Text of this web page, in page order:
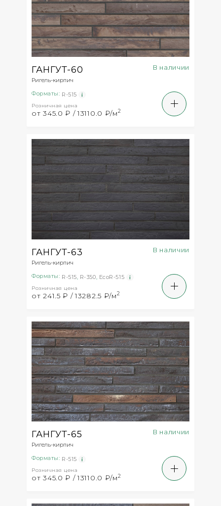
ГАНГУТ-60
Ригель-кирпич
В наличии
Форматы: R-515
Розничная цена
от 345.0 ₽ / 13110.0 ₽/м2
ГАНГУТ-63
Ригель-кирпич
В наличии
Форматы: R-515 R-350 EcoR-515
Розничная цена
от 241.5 ₽ / 13282.5 ₽/м2
ГАНГУТ-65
Ригель-кирпич
В наличии
Форматы: R-515
Розничная цена
от 345.0 ₽ / 13110.0 ₽/м2